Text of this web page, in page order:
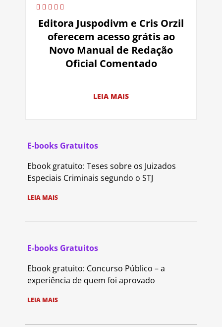
Editora Juspodivm e Cris Orzil
oferecem acesso grátis ao
Novo Manual de Redação
Oficial Comentado
LEIA MAIS
E-books Gratuitos
Ebook gratuito: Teses sobre os Juizados
Especiais Criminais segundo o STJ
LEIA MAIS
E-books Gratuitos
Ebook gratuito: Concurso Público – a
experiência de quem foi aprovado
LEIA MAIS